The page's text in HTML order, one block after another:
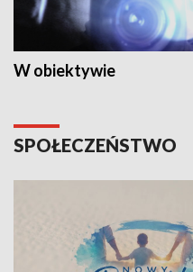
W obiektywie
SPOŁECZEŃSTWO